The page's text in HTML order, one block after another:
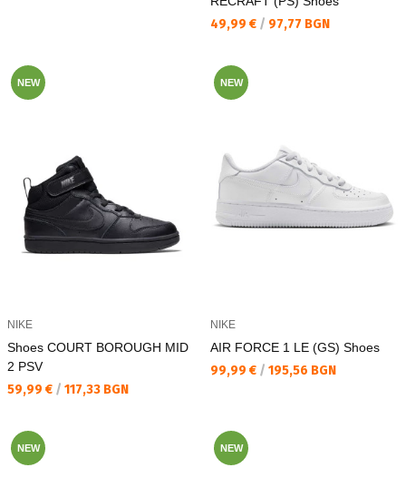
Текуща цена:
49,99 € / 97,77 BGN
NEW
NIKE
Shoes COURT BOROUGH MID
2 PSV
Текуща цена:
59,99 € / 117,33 BGN
NEW
NIKE
AIR FORCE 1 LE (GS) Shoes
Текуща цена:
99,99 € / 195,56 BGN
NEW NEW